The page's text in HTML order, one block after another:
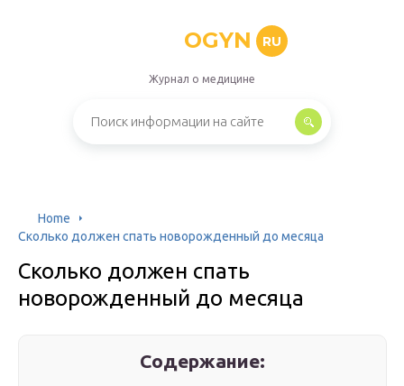
OGYN RU
Журнал о медицине
Home
Сколько должен спать новорожденный до месяца
Сколько должен спать
новорожденный до месяца
Содержание: